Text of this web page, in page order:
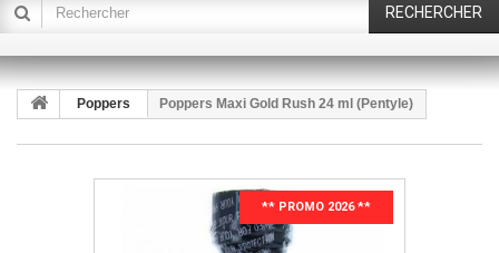
RECHERCHER
Poppers Poppers Maxi Gold Rush 24 ml (Pentyle)
** PROMO 2026 **